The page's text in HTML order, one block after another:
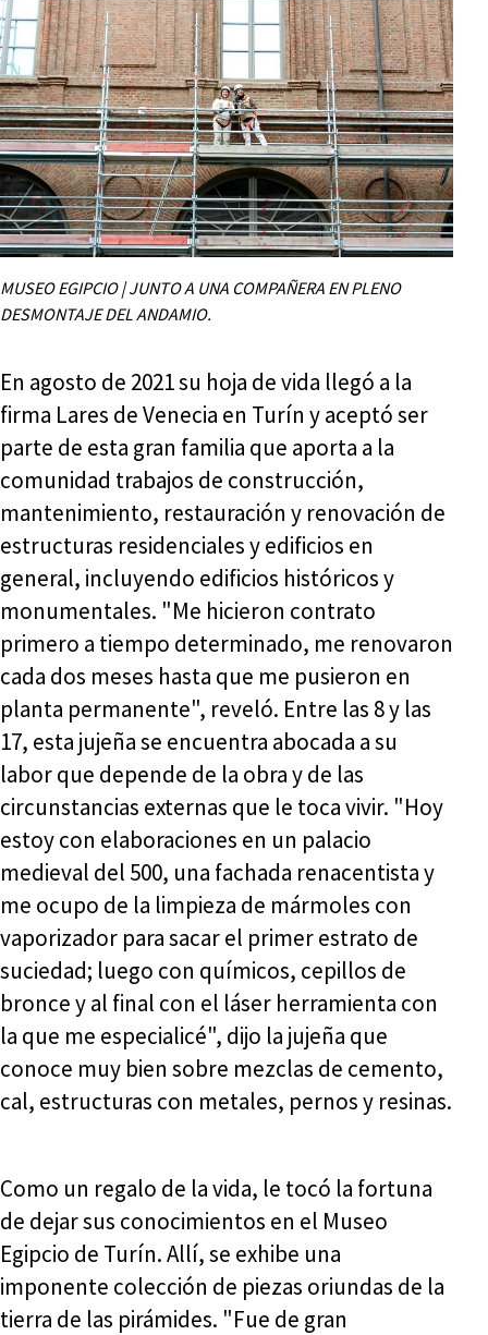
MUSEO EGIPCIO | JUNTO A UNA COMPAÑERA EN PLENO
DESMONTAJE DEL ANDAMIO.
En agosto de 2021 su hoja de vida llegó a la
firma Lares de Venecia en Turín y aceptó ser
parte de esta gran familia que aporta a la
comunidad trabajos de construcción,
mantenimiento, restauración y renovación de
estructuras residenciales y edificios en
general, incluyendo edificios históricos y
monumentales. "Me hicieron contrato
primero a tiempo determinado, me renovaron
cada dos meses hasta que me pusieron en
planta permanente", reveló. Entre las 8 y las
17, esta jujeña se encuentra abocada a su
labor que depende de la obra y de las
circunstancias externas que le toca vivir. "Hoy
estoy con elaboraciones en un palacio
medieval del 500, una fachada renacentista y
me ocupo de la limpieza de mármoles con
vaporizador para sacar el primer estrato de
suciedad; luego con químicos, cepillos de
bronce y al final con el láser herramienta con
la que me especialicé", dijo la jujeña que
conoce muy bien sobre mezclas de cemento,
cal, estructuras con metales, pernos y resinas.
Como un regalo de la vida, le tocó la fortuna
de dejar sus conocimientos en el Museo
Egipcio de Turín. Allí, se exhibe una
imponente colección de piezas oriundas de la
tierra de las pirámides. "Fue de gran